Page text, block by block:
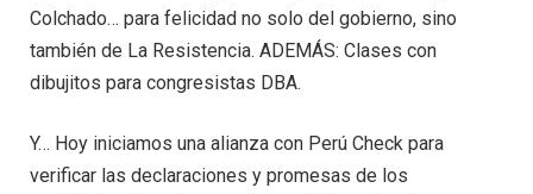
Colchado… para felicidad no solo del gobierno, sino
también de La Resistencia. ADEMÁS: Clases con
dibujitos para congresistas DBA.
Y… Hoy iniciamos una alianza con Perú Check para
verificar las declaraciones y promesas de los